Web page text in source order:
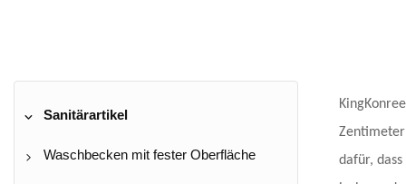
Sanitärartikel
Waschbecken mit fester Oberfläche
dafür,